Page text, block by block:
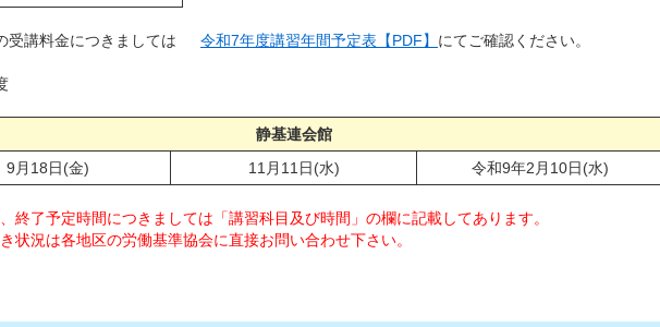
受講料金につきましては 令和7年度講習年間予定表【PDF】 にてご確認ください。
静基連会館
9月18日(金)
11月11日(水) 令和9年2月10日(水)
終了予定時間につきましては「講習科目及び時間」の欄に記載してあります。
状況は各地区の労働基準協会に直接お問い合わせ下さい。